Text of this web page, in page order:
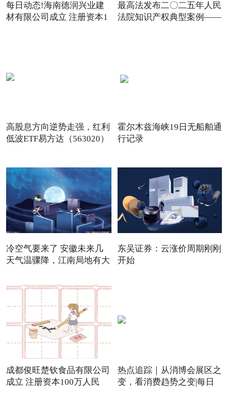
每日动态!海南德润兴业建
材有限公司成立 注册资本1
最高法发布二〇二五年人民
法院知识产权典型案例——
高股息方向逆势走强，红利
低波ETF易方达（563020）
霍尔木兹海峡19日无船舶通
行记录
冷空气要来了 安徽未来几
天气温骤降，江南局地有大
东吴证券：云涨价周期刚刚
开始
成都俊旺楚钦食品有限公司
成立 注册资本100万人民
热点追踪｜从消博会展区之
变，看消费趋势之变|每日